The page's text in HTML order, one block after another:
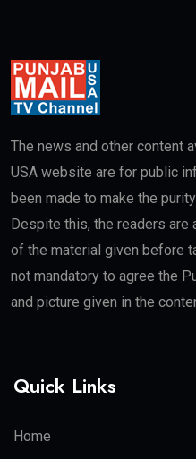
The news and other content
USA website are for public
been made to make the
Despite this, the readers are
of the material given before
not mandatory to agree the
and picture given in the
Quick Links
Home